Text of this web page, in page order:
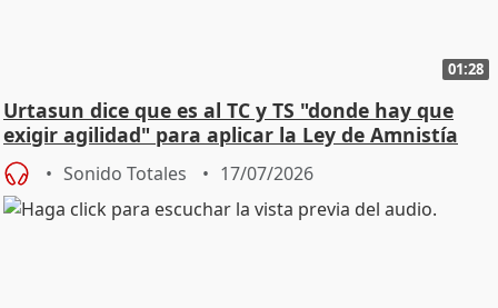
01:28
Urtasun dice que es al TC y TS "donde hay que
exigir agilidad" para aplicar la Ley de Amnistía
Sonido Totales 17/07/2026